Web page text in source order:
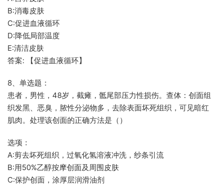
B:消毒皮肤
C:促进血液循环
D:降低局部温度
E:清洁皮肤
答案: 【促进血液循环】
8、单选题：
患者，男性，48岁，截瘫，骶尾部压力性损伤。查体：创面组
织发黑、恶臭，脓性分泌物多，去除表面坏死组织，可见暗红
肌肉。处理该创面的正确方法是（）
选项：
A:剪去坏死组织，过氧化氢溶液冲洗，纱条引流
B:用50%乙醇按摩创面及周围皮肤
C:保护创面，涂厚层润滑油剂